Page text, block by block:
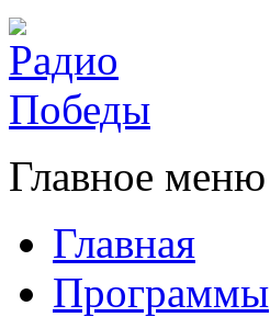
Главное меню
Главная
Программы